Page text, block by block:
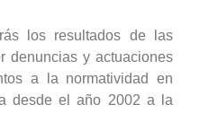
los resultados de las
denuncias y actuaciones
a la normatividad en
desde el año 2002 a la